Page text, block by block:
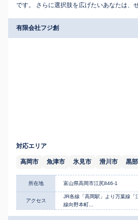
です。 さらに選択肢を広げたいあなたは、
有限会社フジ創
対応エリア
高岡市 魚津市 氷見市 滑川市 黒
所在地 富山県高岡市江尻846-1
アクセス
JR各線「高岡駅」より万葉線
線向野本町...